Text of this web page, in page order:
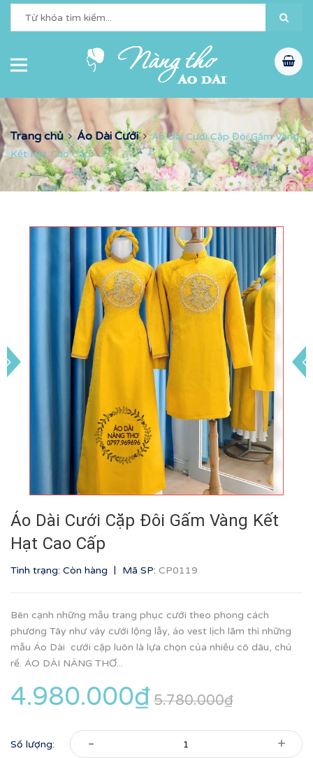
Trang chủ Áo Dài Cưới
Áo Dài Cưới Cặp Đôi Gấm Vàng
Kết Hạt Cao Cấp
Áo Dài Cưới Cặp Đôi Gấm Vàng Kết
Hạt Cao Cấp
Tình trạng: Còn hàng | Mã SP: CP0119
Bên cạnh những mẫu trang phục cưới theo phong cách
phương Tây như váy cưới lộng lẫy, áo vest lịch lãm thì những
mẫu Áo Dài cưới cặp luôn là lựa chọn của nhiều cô dâu, chú
rể. ÁO DÀI NÀNG THƠ...
4.980.000₫ 5.780.000₫
Số lượng: - +